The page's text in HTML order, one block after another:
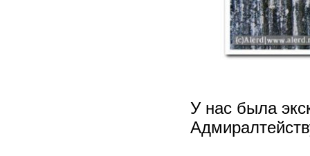
У нас была